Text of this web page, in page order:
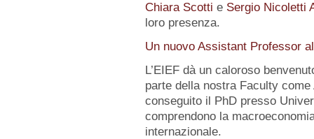
Chiara Scotti e Sergio Nicoletti
loro presenza.
Un nuovo Assistant Professor
L’EIEF dà un caloroso
parte della nostra Faculty
conseguito il PhD presso
comprendono la
internazionale.